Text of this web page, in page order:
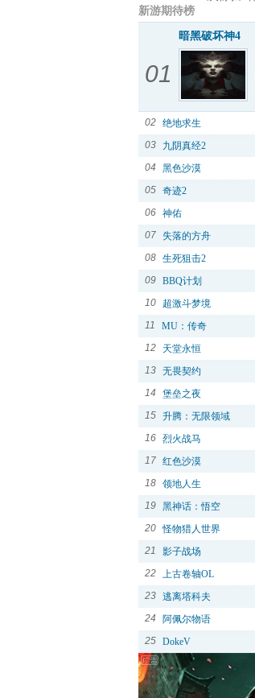
新游期待榜
01
暗黑破坏神4
02 绝地求生
03
九阴真经2
04
黑色沙漠
05 奇迹2
06 神佑
07
失落的方舟
08 生死狙击2
09 BBQ计划
10
超激斗梦境
11
MU：传奇
12
天堂永恒
13 无畏契约
14
堡垒之夜
15 升腾：无限领域
16 烈火战马
17 红色沙漠
18 领地人生
19 黑神话：悟空
20 怪物猎人世界
21
影子战场
22 上古卷轴OL
23 逃离塔科夫
24
阿佩尔物语
25 DokeV